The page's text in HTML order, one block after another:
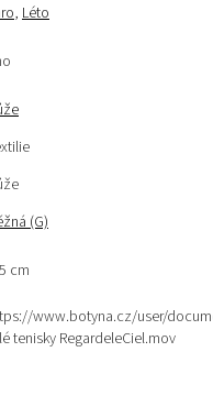
, Léto
(G)
cm
www.botyna.cz/user/
tenisky RegardeleCiel.mov